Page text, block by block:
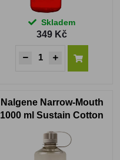
Skladem
349 Kč
Nalgene Narrow-Mouth
1000 ml Sustain Cotton